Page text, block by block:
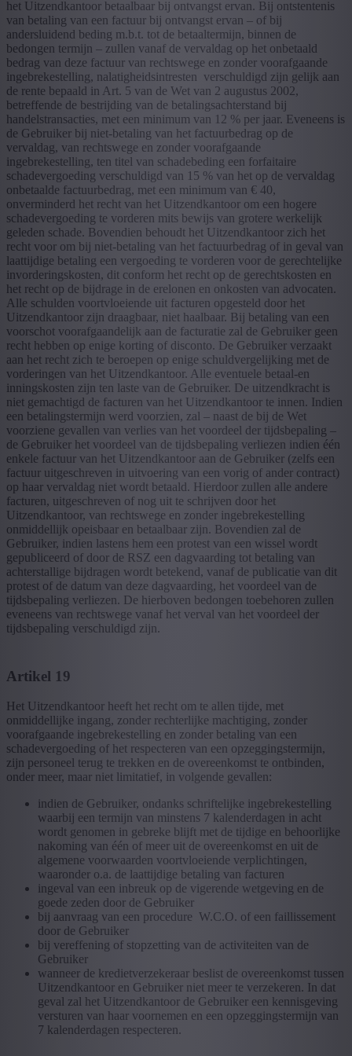
het Uitzendkantoor betaalbaar bij ontvangst ervan. Bij ontstentenis
van betaling van een factuur bij ontvangst ervan – of bij
andersluidend beding m.b.t. tot de betaaltermijn, binnen de
bedongen termijn – zullen vanaf de vervaldag op het onbetaald
bedrag van deze factuur van rechtswege en zonder voorafgaande
ingebrekestelling, nalatigheidsintresten verschuldigd zijn gelijk aan
de rente bepaald in Art. 5 van de Wet van 2 augustus 2002,
betreffende de bestrijding van de betalingsachterstand bij
handelstransacties, met een minimum van 12 % per jaar. Eveneens is
de Gebruiker bij niet-betaling van het factuurbedrag op de
vervaldag, van rechtswege en zonder voorafgaande
ingebrekestelling, ten titel van schadebeding een forfaitaire
schadevergoeding verschuldigd van 15 % van het op de vervaldag
onbetaalde factuurbedrag, met een minimum van € 40,
onverminderd het recht van het Uitzendkantoor om een hogere
schadevergoeding te vorderen mits bewijs van grotere werkelijk
geleden schade. Bovendien behoudt het Uitzendkantoor zich het
recht voor om bij niet-betaling van het factuurbedrag of in geval van
laattijdige betaling een vergoeding te vorderen voor de gerechtelijke
invorderingskosten, dit conform het recht op de gerechtskosten en
het recht op de bijdrage in de erelonen en onkosten van advocaten.
Alle schulden voortvloeiende uit facturen opgesteld door het
Uitzendkantoor zijn draagbaar, niet haalbaar. Bij betaling van een
voorschot voorafgaandelijk aan de facturatie zal de Gebruiker geen
recht hebben op enige korting of disconto. De Gebruiker verzaakt
aan het recht zich te beroepen op enige schuldvergelijking met de
vorderingen van het Uitzendkantoor. Alle eventuele betaal-en
inningskosten zijn ten laste van de Gebruiker. De uitzendkracht is
niet gemachtigd de facturen van het Uitzendkantoor te innen. Indien
een betalingstermijn werd voorzien, zal – naast de bij de Wet
voorziene gevallen van verlies van het voordeel der tijdsbepaling –
de Gebruiker het voordeel van de tijdsbepaling verliezen indien één
enkele factuur van het Uitzendkantoor aan de Gebruiker (zelfs een
factuur uitgeschreven in uitvoering van een vorig of ander contract)
op haar vervaldag niet wordt betaald. Hierdoor zullen alle andere
facturen, uitgeschreven of nog uit te schrijven door het
Uitzendkantoor, van rechtswege en zonder ingebrekestelling
onmiddellijk opeisbaar en betaalbaar zijn. Bovendien zal de
Gebruiker, indien lastens hem een protest van een wissel wordt
gepubliceerd of door de RSZ een dagvaarding tot betaling van
achterstallige bijdragen wordt betekend, vanaf de publicatie van dit
protest of de datum van deze dagvaarding, het voordeel van de
tijdsbepaling verliezen. De hierboven bedongen toebehoren zullen
eveneens van rechtswege vanaf het verval van het voordeel der
tijdsbepaling verschuldigd zijn.
Artikel 19
Het Uitzendkantoor heeft het recht om te allen tijde, met
onmiddellijke ingang, zonder rechterlijke machtiging, zonder
voorafgaande ingebrekestelling en zonder betaling van een
schadevergoeding of het respecteren van een opzeggingstermijn,
zijn personeel terug te trekken en de overeenkomst te ontbinden,
onder meer, maar niet limitatief, in volgende gevallen:
indien de Gebruiker, ondanks schriftelijke ingebrekestelling
waarbij een termijn van minstens 7 kalenderdagen in acht
wordt genomen in gebreke blijft met de tijdige en behoorlijke
nakoming van één of meer uit de overeenkomst en uit de
algemene voorwaarden voortvloeiende verplichtingen,
waaronder o.a. de laattijdige betaling van facturen
ingeval van een inbreuk op de vigerende wetgeving en de
goede zeden door de Gebruiker
bij aanvraag van een procedure W.C.O. of een faillissement
door de Gebruiker
bij vereffening of stopzetting van de activiteiten van de
Gebruiker
wanneer de kredietverzekeraar beslist de overeenkomst tussen
Uitzendkantoor en Gebruiker niet meer te verzekeren. In dat
geval zal het Uitzendkantoor de Gebruiker een kennisgeving
versturen van haar voornemen en een opzeggingstermijn van
7 kalenderdagen respecteren.